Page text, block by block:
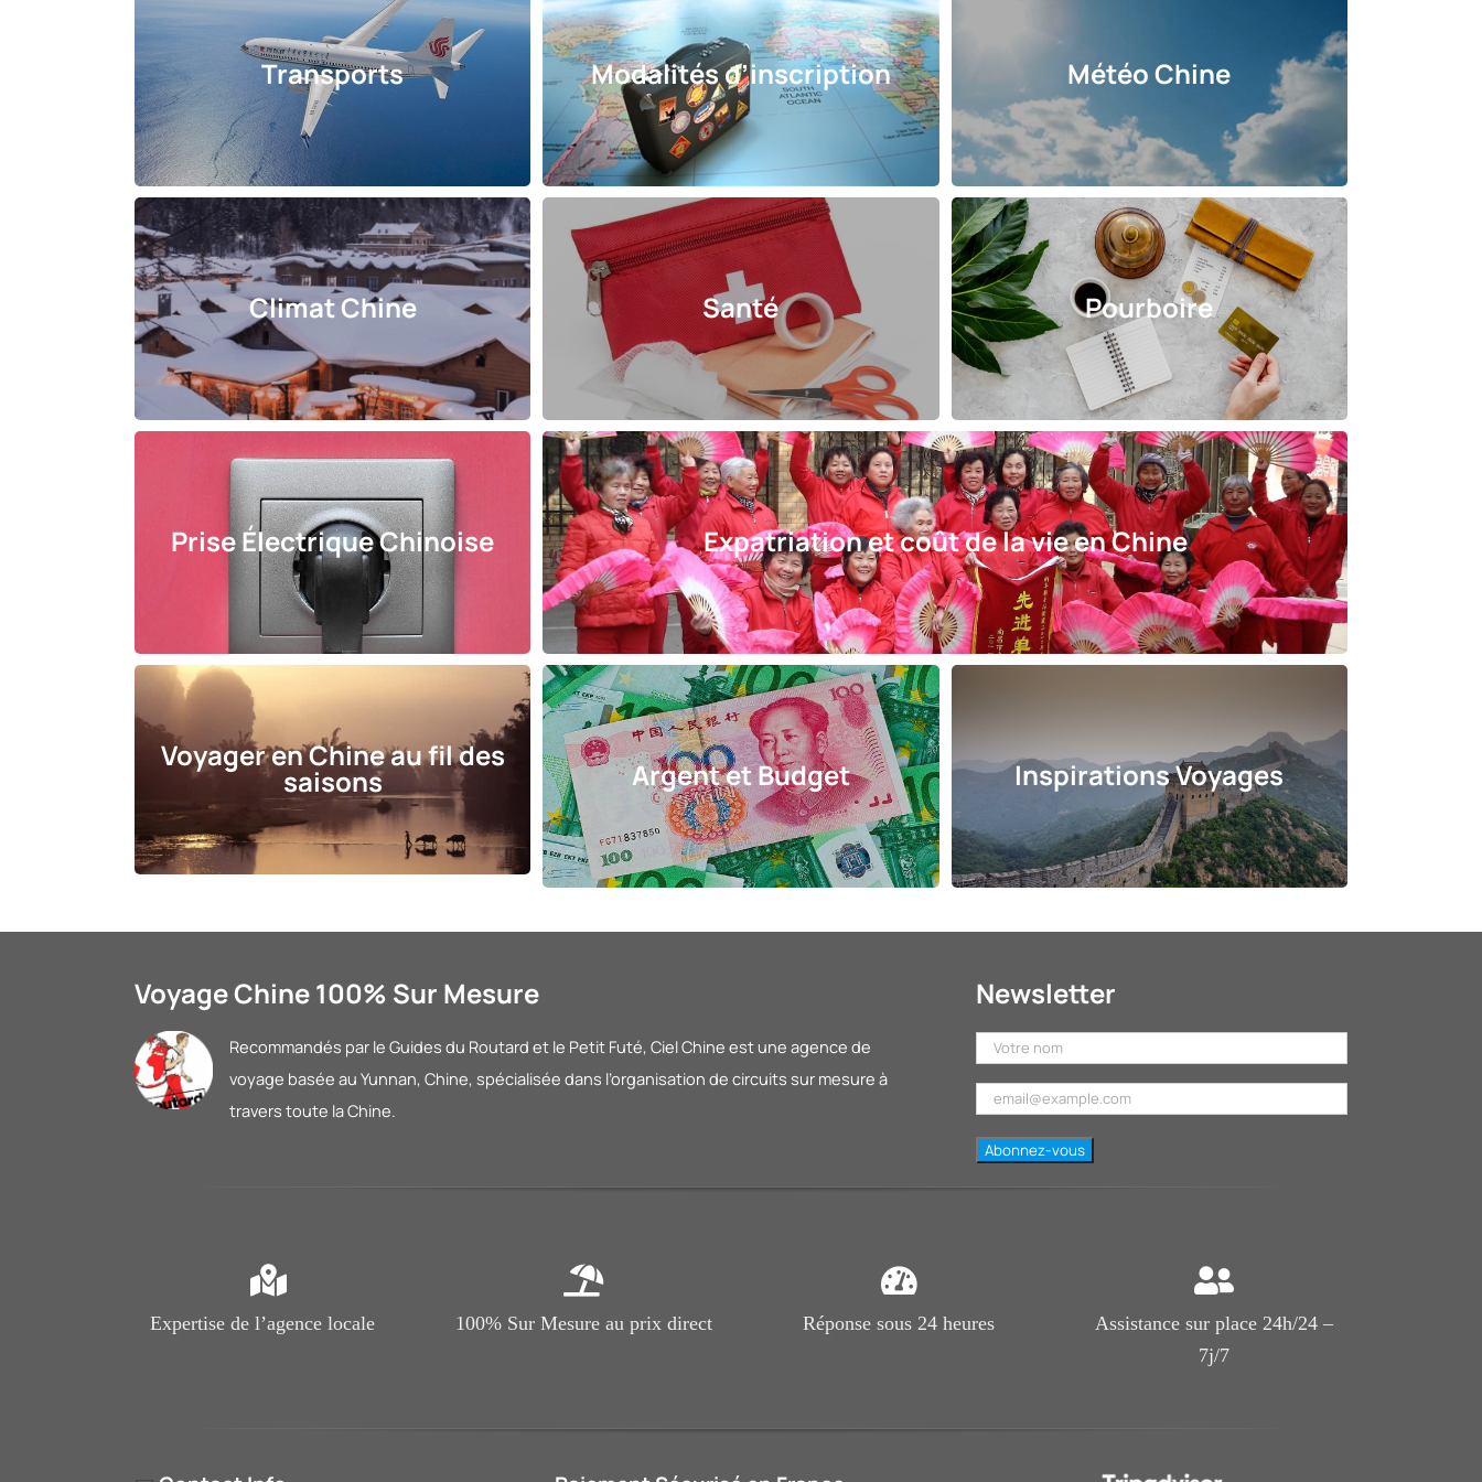
Transports Modalités d’inscription Météo Chine
Climat Chine Santé Pourboire
Prise Électrique Chinoise Expatriation et coût de la vie en Chine
Voyager en Chine au fil des
saisons Argent et Budget Inspirations Voyages
Voyage Chine 100% Sur Mesure
Recommandés par le Guides du Routard et le Petit Futé, Ciel Chine est une agence de
voyage basée au Yunnan, Chine, spécialisée dans l’organisation de circuits sur mesure à
travers toute la Chine.
Newsletter
Expertise de l’agence locale 100% Sur Mesure au prix direct Réponse sous 24 heures
Assistance sur place 24h/24 –
7j/7